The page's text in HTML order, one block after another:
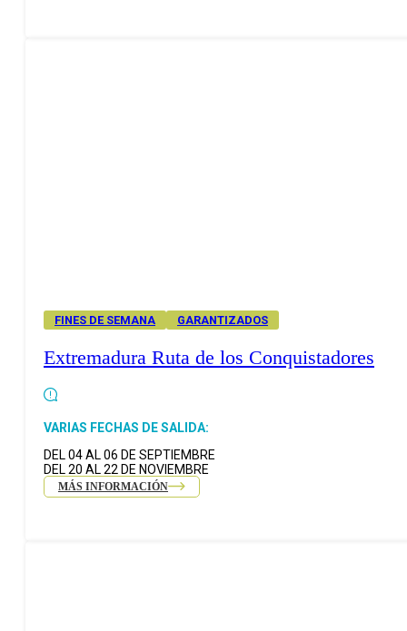
FINES DE SEMANA GARANTIZADOS
Extremadura Ruta de los Conquistadores
VARIAS FECHAS DE SALIDA:
DEL 04 AL 06 DE SEPTIEMBRE
DEL 20 AL 22 DE NOVIEMBRE
MÁS INFORMACIÓN